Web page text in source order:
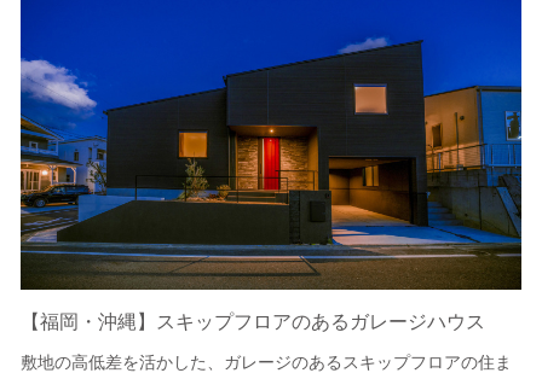
【福岡・沖縄】スキップフロアのあるガレージハウス
敷地の高低差を活かした、ガレージのあるスキップフロアの住ま